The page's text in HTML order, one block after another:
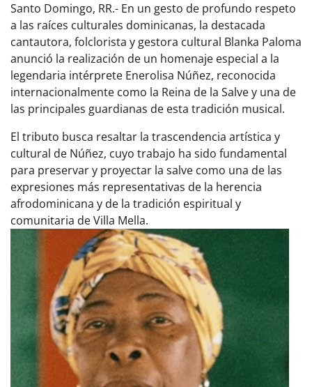
Santo Domingo, RR.- En un gesto de profundo respeto
a las raíces culturales dominicanas, la destacada
cantautora, folclorista y gestora cultural Blanka Paloma
anunció la realización de un homenaje especial a la
legendaria intérprete Enerolisa Núñez, reconocida
internacionalmente como la Reina de la Salve y una de
las principales guardianas de esta tradición musical.
El tributo busca resaltar la trascendencia artística y
cultural de Núñez, cuyo trabajo ha sido fundamental
para preservar y proyectar la salve como una de las
expresiones más representativas de la herencia
afrodominicana y de la tradición espiritual y
comunitaria de Villa Mella.